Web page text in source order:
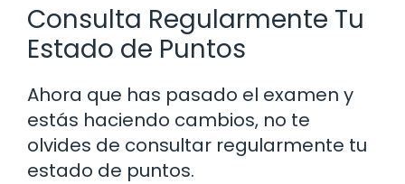
Consulta Regularmente Tu
Estado de Puntos
Ahora que has pasado el examen y
estás haciendo cambios, no te
olvides de consultar regularmente tu
estado de puntos.